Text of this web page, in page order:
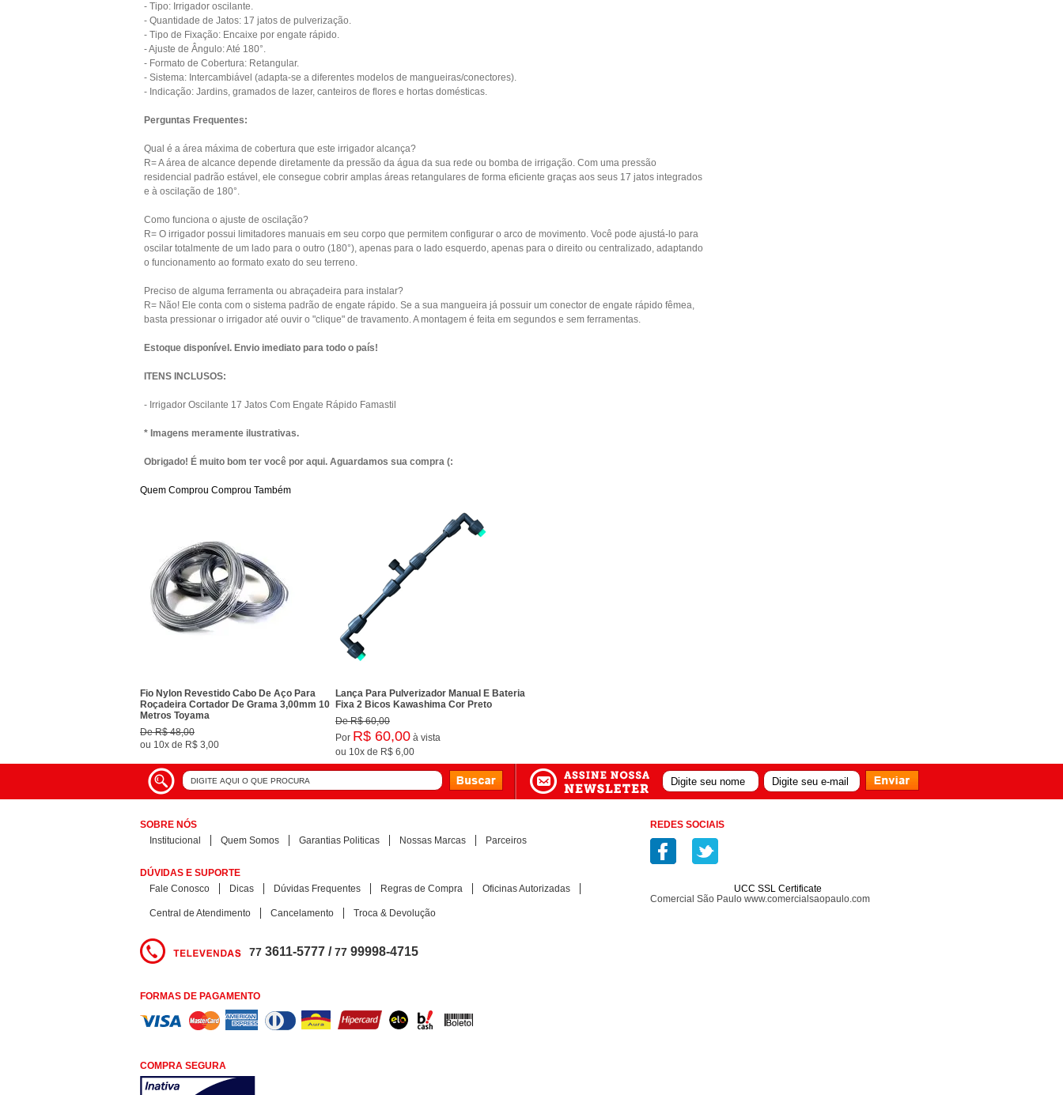
- Tipo: Irrigador oscilante.
- Quantidade de Jatos: 17 jatos de pulverização.
- Tipo de Fixação: Encaixe por engate rápido.
- Ajuste de Ângulo: Até 180°.
- Formato de Cobertura: Retangular.
- Sistema: Intercambiável (adapta-se a diferentes modelos de mangueiras/conectores).
- Indicação: Jardins, gramados de lazer, canteiros de flores e hortas domésticas.
Perguntas Frequentes:
Qual é a área máxima de cobertura que este irrigador alcança?
R= A área de alcance depende diretamente da pressão da água da sua rede ou bomba de irrigação. Com uma pressão
residencial padrão estável, ele consegue cobrir amplas áreas retangulares de forma eficiente graças aos seus 17 jatos integrados
e à oscilação de 180°.
Como funciona o ajuste de oscilação?
R= O irrigador possui limitadores manuais em seu corpo que permitem configurar o arco de movimento. Você pode ajustá-lo para
oscilar totalmente de um lado para o outro (180°), apenas para o lado esquerdo, apenas para o direito ou centralizado, adaptando
o funcionamento ao formato exato do seu terreno.
Preciso de alguma ferramenta ou abraçadeira para instalar?
R= Não! Ele conta com o sistema padrão de engate rápido. Se a sua mangueira já possuir um conector de engate rápido fêmea,
basta pressionar o irrigador até ouvir o "clique" de travamento. A montagem é feita em segundos e sem ferramentas.
Estoque disponível. Envio imediato para todo o país!
ITENS INCLUSOS:
- Irrigador Oscilante 17 Jatos Com Engate Rápido Famastil
* Imagens meramente ilustrativas.
Obrigado! É muito bom ter você por aqui. Aguardamos sua compra (:
Quem Comprou Comprou Também
Fio Nylon Revestido Cabo De Aço Para
Roçadeira Cortador De Grama 3,00mm 10
Metros Toyama
DeR$ 48,00
ou 10x de R$ 3,00
Lança Para Pulverizador Manual E Bateria
Fixa 2 Bicos Kawashima Cor Preto
DeR$ 60,00
Por R$ 60,00 à vista
ou 10x de R$ 6,00
SOBRE NÓS
Institucional
Quem Somos Garantias Politicas Nossas Marcas Parceiros
DÚVIDAS E SUPORTE
Fale Conosco
Dicas Dúvidas Frequentes Regras de Compra Oficinas Autorizadas
Central de Atendimento Cancelamento Troca & Devolução
77 3611-5777 /77 99998-4715
FORMAS DE PAGAMENTO
COMPRA SEGURA
REDES SOCIAIS
UCC SSL Certificate
Comercial São Paulo www.comercialsaopaulo.com